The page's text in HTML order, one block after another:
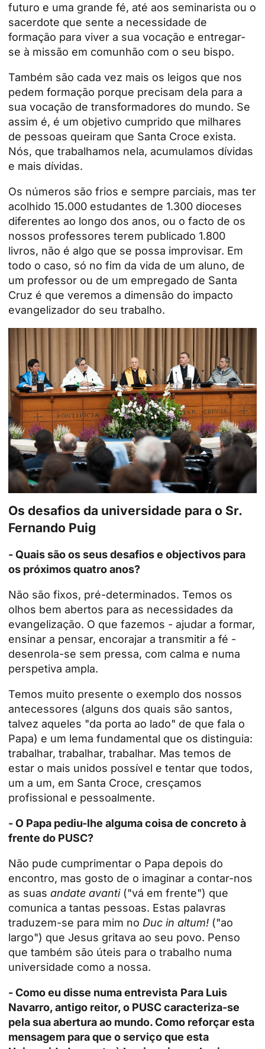
futuro e uma grande fé, até aos seminarista ou o
sacerdote que sente a necessidade de
formação para viver a sua vocação e entregar-
se à missão em comunhão com o seu bispo.
Também são cada vez mais os leigos que nos
pedem formação porque precisam dela para a
sua vocação de transformadores do mundo. Se
assim é, é um objetivo cumprido que milhares
de pessoas queiram que Santa Croce exista.
Nós, que trabalhamos nela, acumulamos dívidas
e mais dívidas.
Os números são frios e sempre parciais, mas ter
acolhido 15.000 estudantes de 1.300 dioceses
diferentes ao longo dos anos, ou o facto de os
nossos professores terem publicado 1.800
livros, não é algo que se possa improvisar. Em
todo o caso, só no fim da vida de um aluno, de
um professor ou de um empregado de Santa
Cruz é que veremos a dimensão do impacto
evangelizador do seu trabalho.
Os desafios da universidade para o Sr.
Fernando Puig
- Quais são os seus desafios e objectivos para
os próximos quatro anos?
Não são fixos, pré-determinados. Temos os
olhos bem abertos para as necessidades da
evangelização. O que fazemos - ajudar a formar,
ensinar a pensar, encorajar a transmitir a fé -
desenrola-se sem pressa, com calma e numa
perspetiva ampla.
Temos muito presente o exemplo dos nossos
antecessores (alguns dos quais são santos,
talvez aqueles "da porta ao lado" de que fala o
Papa) e um lema fundamental que os distinguia:
trabalhar, trabalhar, trabalhar. Mas temos de
estar o mais unidos possível e tentar que todos,
um a um, em Santa Croce, cresçamos
profissional e pessoalmente.
- O Papa pediu-lhe alguma coisa de concreto à
frente do PUSC?
Não pude cumprimentar o Papa depois do
encontro, mas gosto de o imaginar a contar-nos
as suas andate avanti("vá em frente") que
comunica a tantas pessoas. Estas palavras
traduzem-se para mim no Duc in altum! ("ao
largo") que Jesus gritava ao seu povo. Penso
que também são úteis para o trabalho numa
universidade como a nossa.
- Como eu disse numa entrevista Para Luis
Navarro, antigo reitor, o PUSC caracteriza-se
pela sua abertura ao mundo. Como reforçar esta
mensagem para que o serviço que esta